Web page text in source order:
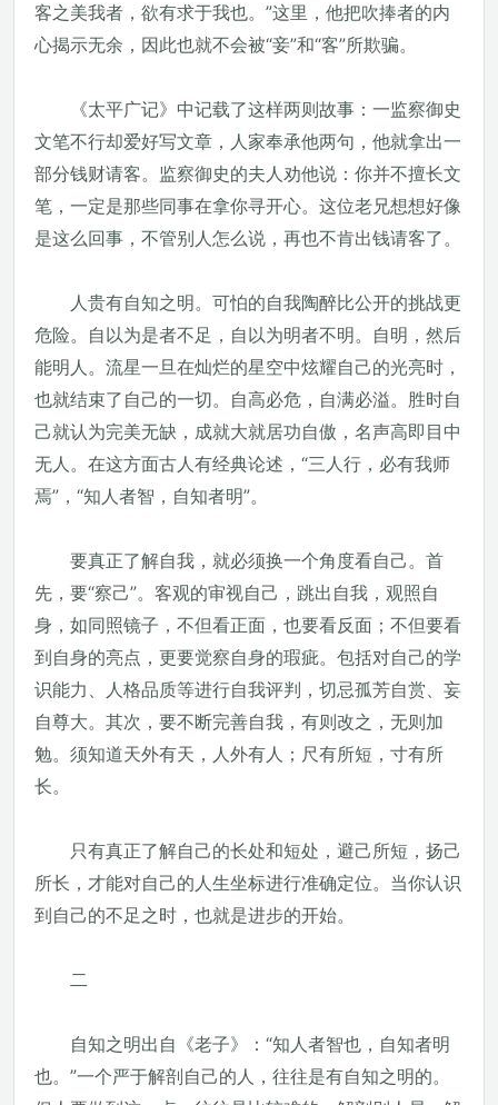
客之美我者，欲有求于我也。”这里，他把吹捧者的内
心揭示无余，因此也就不会被“妾”和“客”所欺骗。
《太平广记》中记载了这样两则故事：一监察御史
文笔不行却爱好写文章，人家奉承他两句，他就拿出一
部分钱财请客。监察御史的夫人劝他说：你并不擅长文
笔，一定是那些同事在拿你寻开心。这位老兄想想好像
是这么回事，不管别人怎么说，再也不肯出钱请客了。
人贵有自知之明。可怕的自我陶醉比公开的挑战更
危险。自以为是者不足，自以为明者不明。自明，然后
能明人。流星一旦在灿烂的星空中炫耀自己的光亮时，
也就结束了自己的一切。自高必危，自满必溢。胜时自
己就认为完美无缺，成就大就居功自傲，名声高即目中
无人。在这方面古人有经典论述，“三人行，必有我师
焉”，“知人者智，自知者明”。
要真正了解自我，就必须换一个角度看自己。首
先，要“察己”。客观的审视自己，跳出自我，观照自
身，如同照镜子，不但看正面，也要看反面；不但要看
到自身的亮点，更要觉察自身的瑕疵。包括对自己的学
识能力、人格品质等进行自我评判，切忌孤芳自赏、妄
自尊大。其次，要不断完善自我，有则改之，无则加
勉。须知道天外有天，人外有人；尺有所短，寸有所
长。
只有真正了解自己的长处和短处，避己所短，扬己
所长，才能对自己的人生坐标进行准确定位。当你认识
到自己的不足之时，也就是进步的开始。
二
自知之明出自《老子》：“知人者智也，自知者明
也。”一个严于解剖自己的人，往往是有自知之明的。